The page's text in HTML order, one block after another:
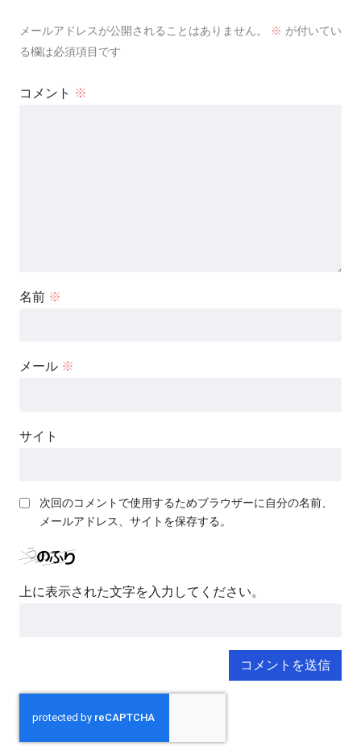
メールアドレスが公開されることはありません。 ※ が付いてい
る欄は必須項目です
コメント ※
名前 ※
メール ※
サイト
次回のコメントで使用するためブラウザーに自分の名前、
メールアドレス、サイトを保存する。
上に表示された文字を入力してください。